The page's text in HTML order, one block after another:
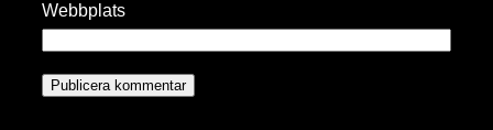
Webbplats